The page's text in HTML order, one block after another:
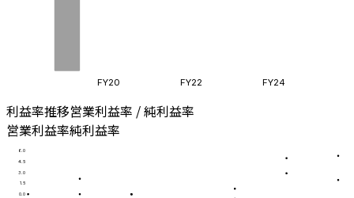
FY20 FY22 FY24
利益率推移営業利益率 / 純利益率
営業利益率純利益率
0.0
1.5
3.0
4.5
6.0